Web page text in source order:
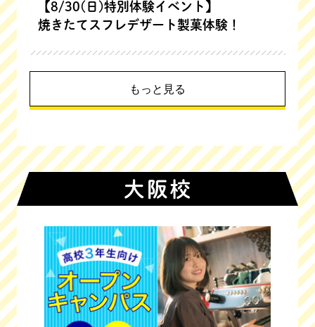
【8/30(日)特別体験イベント】
焼きたてスフレデザート製菓体験！
もっと見る